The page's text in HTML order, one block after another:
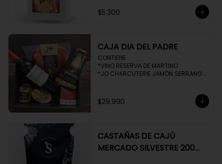
$5.300
CAJA DIA DEL PADRE
CONTIENE
*VINO RESERVA DE MARTINO
*JO CHARCUTERIE JAMÓN SERRANO
*HENAFF MOUSSE DE CANARD
*NAT CRACKERS PEQUEÑAS
$29.990
CASTAÑAS DE CAJÚ
MERCADO SILVESTRE 200